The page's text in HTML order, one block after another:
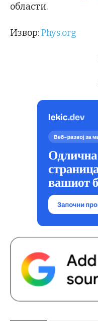
области.
Извор:Phys.org